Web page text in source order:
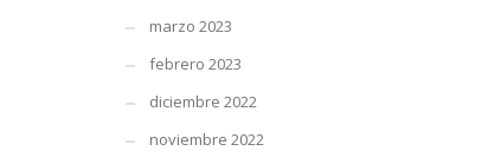
marzo 2023
febrero 2023
diciembre 2022
noviembre 2022